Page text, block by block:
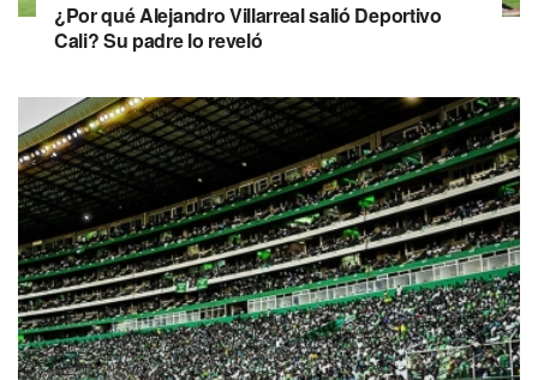
¿Por qué Alejandro Villarreal salió Deportivo
Cali? Su padre lo reveló